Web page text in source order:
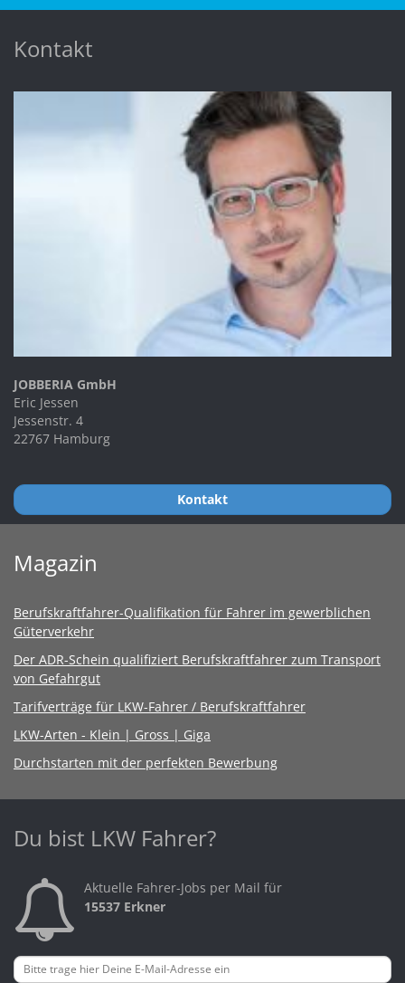
Kontakt
JOBBERIA GmbH
Eric Jessen
Jessenstr. 4
22767 Hamburg
Kontakt
Magazin
Berufskraftfahrer-Qualifikation für Fahrer im gewerblichen
Güterverkehr
Der ADR-Schein qualifiziert Berufskraftfahrer zum Transport
von Gefahrgut
Tarifverträge für LKW-Fahrer / Berufskraftfahrer
LKW-Arten - Klein | Gross | Giga
Durchstarten mit der perfekten Bewerbung
Du bist LKW Fahrer?
Aktuelle Fahrer-Jobs per Mail für
15537 Erkner